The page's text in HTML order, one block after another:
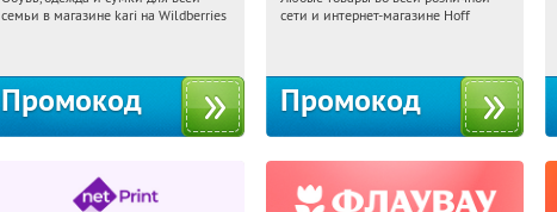
семьи в магазине kari на Wildberries
Промокод
сети и интернет-магазине Hoff
Промокод